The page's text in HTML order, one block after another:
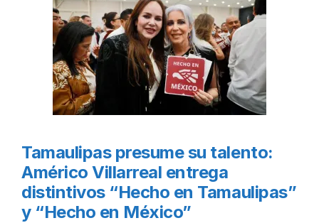
Tamaulipas presume su talento:
Américo Villarreal entrega
distintivos “Hecho en Tamaulipas”
y “Hecho en México”